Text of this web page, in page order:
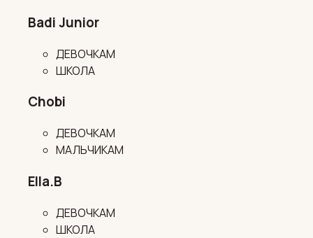
Badi Junior
ДЕВОЧКАМ
ШКОЛА
Chobi
ДЕВОЧКАМ
МАЛЬЧИКАМ
Ella.B
ДЕВОЧКАМ
ШКОЛА